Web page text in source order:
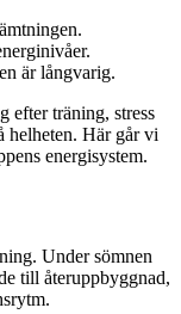
är långvarig.
efter träning, stress
helheten. Här går vi
energisystem.
Under sömnen
till återuppbyggnad,